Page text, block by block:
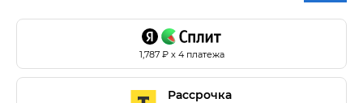
1,787₽ х 4 платежа
Рассрочка